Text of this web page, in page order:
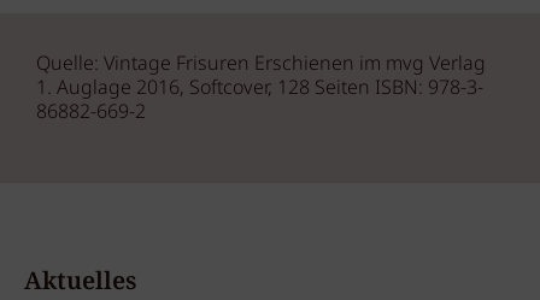
Quelle: Vintage Frisuren Erschienen im mvg Verlag
1. Auglage 2016, Softcover, 128 Seiten ISBN: 978-3-
86882-669-2
Aktuelles